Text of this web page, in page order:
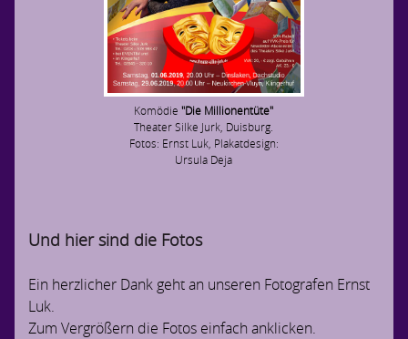
Komödie"Die Millionentüte"
Theater Silke Jurk, Duisburg.
Fotos: Ernst Luk, Plakatdesign:
Ursula Deja
Und hier sind die Fotos
Ein herzlicher Dank geht an unseren Fotografen Ernst
Luk.
Zum Vergrößern die Fotos einfach anklicken.